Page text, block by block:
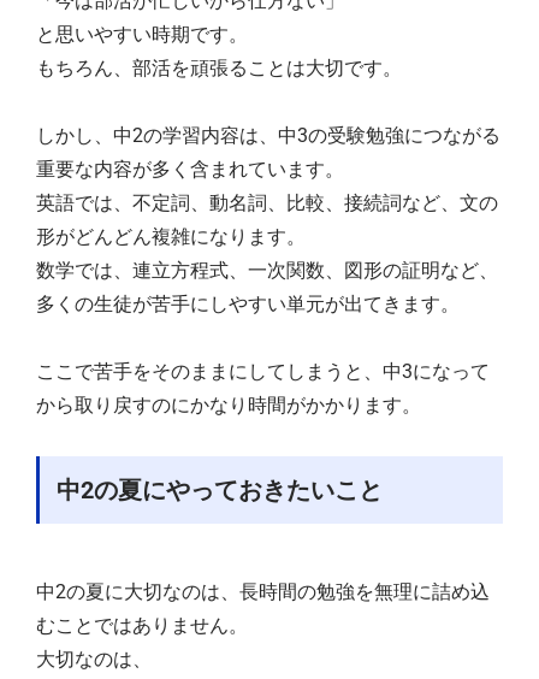
と思いやすい時期です。
もちろん、部活を頑張ることは大切です。
しかし、中2の学習内容は、中3の受験勉強につながる
重要な内容が多く含まれています。
英語では、不定詞、動名詞、比較、接続詞など、文の
形がどんどん複雑になります。
数学では、連立方程式、一次関数、図形の証明など、
多くの生徒が苦手にしやすい単元が出てきます。
ここで苦手をそのままにしてしまうと、中3になって
から取り戻すのにかなり時間がかかります。
中2の夏にやっておきたいこと
中2の夏に大切なのは、長時間の勉強を無理に詰め込
むことではありません。
大切なのは、